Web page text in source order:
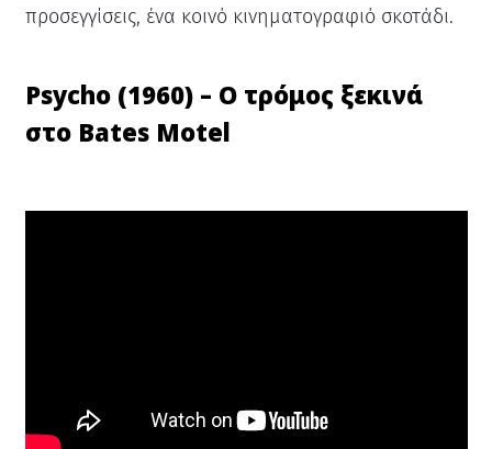
προσεγγίσεις, ένα κοινό κινηματογραφιό σκοτάδι.
Psycho (1960) – Ο τρόμος ξεκινά
στο Bates Motel